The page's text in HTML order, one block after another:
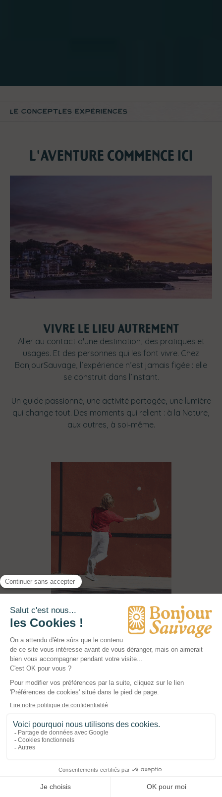
LE CONCEPT LES EXPÉRIENCES
L'AVENTURE COMMENCE ICI
VIVRE LE LIEU AUTREMENT
Aller au contact d'une destination, des pratiques et
usages. Et des personnes qui les font vivre. Chez
BonjourSauvage, l’expérience n’est jamais figée : elle
se construit dans l’instant.
Un guide passionné, une activité partagée, une lumière
qui change tout. Des moments qui relient : à la Nature,
aux autres, à soi-même.
L’ÉCHO DU TERRITOIRE
Chaque destination BonjourSauvage fonctionne
comme un écosystème : un lieu qui vit, qui respire et qui
On y collabore avec des artisans, des producteurs,
des guides, des artistes et des ambassadeurs du
territoire.
De ces rencontres naissent des expériences
territoire.